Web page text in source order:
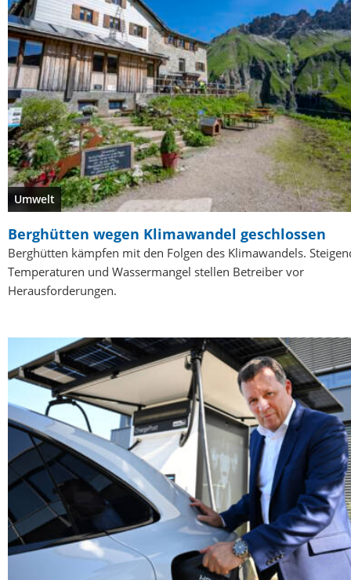
Umwelt
Berghütten wegen Klimawandel geschlossen
Berghütten kämpfen mit den Folgen des Klimawandels.
Temperaturen und Wassermangel stellen Betreiber vor
Herausforderungen.